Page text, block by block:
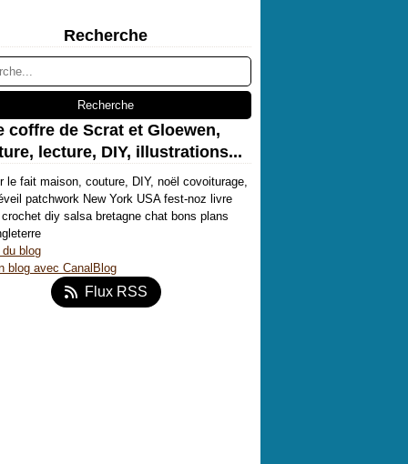
Recherche
coffre de Scrat et Gloewen,
lecture, DIY, illustrations...
le fait maison, couture, DIY, noël covoiturage,
patchwork New York USA fest-noz livre
diy salsa bretagne chat bons plans
blog
blog avec CanalBlog
Flux RSS